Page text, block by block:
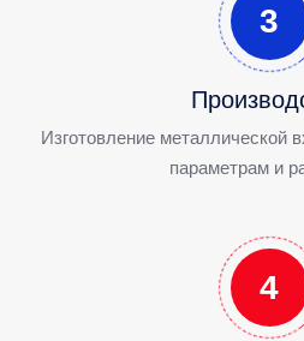
3
Изготовление металлической
параметрам и
4